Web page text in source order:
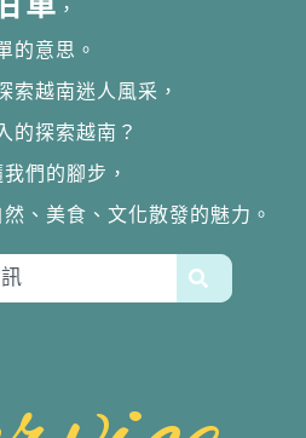
，
的意思。
索越南迷人風采，
的探索越南？
們的腳步，
、美食、文化散發的魅力。